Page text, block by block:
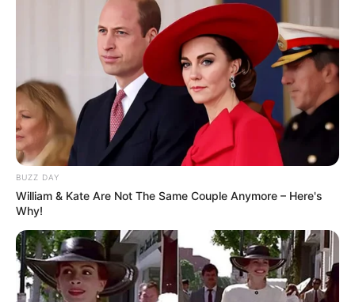
BUZZ DAY
William & Kate Are Not The Same Couple Anymore – Here's
Why!